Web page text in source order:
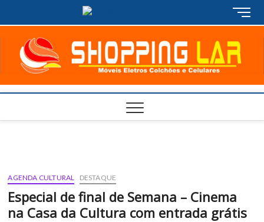
M
e
u
B
AGENDA CULTURAL DESTAQUE
Especial de final de Semana – Cinema
na Casa da Cultura com entrada grátis